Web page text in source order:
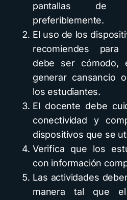
pantallas de
preferiblemente.
El uso de los
recomiendes para
debe ser cómodo,
generar cansancio
los estudiantes.
El docente debe
conectividad y
dispositivos que se
Verifica que los
con información
Las actividades
manera tal que